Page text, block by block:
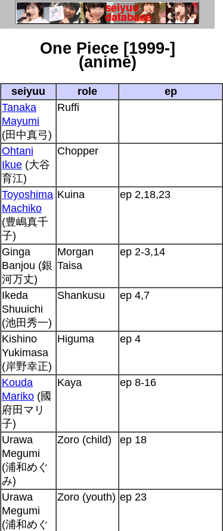
One Piece [1999-]
(anime)
seiyuu role
ep
Tanaka
Mayumi
(田中真弓)
Ruffi
Ohtani
Ikue (大谷
育江)
Chopper
Toyoshima
Machiko
(豊嶋真千
子)
Kuina ep 2,18,23
Ginga
Banjou (銀
河万丈)
Morgan
Taisa
ep 2-3,14
Ikeda
Shuuichi
(池田秀一)
Shankusu ep 4,7
Kishino
Yukimasa
(岸野幸正)
Higuma ep 4
Kouda
Mariko (國
府田マリ
子)
Kaya ep 8-16
Urawa
Megumi
(浦和めぐ
み)
Zoro (child) ep 18
Urawa
Megumi
(浦和めぐ
Zoro (youth) ep 23